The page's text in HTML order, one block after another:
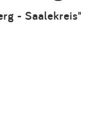
- Saalekreis"